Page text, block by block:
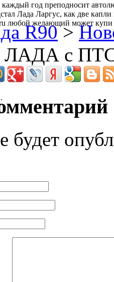
любой желающий может купи
год преподносит
Лада Ларгус, как две
R90>
ЛАДА с